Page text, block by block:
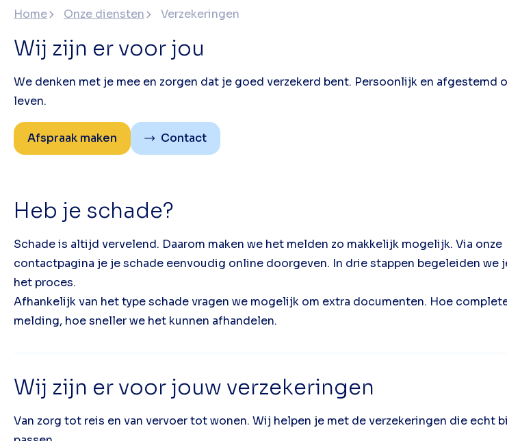
Home Onze diensten Verzekeringen
Wij zijn er voor jou
We denken met je mee en zorgen dat je goed verzekerd bent. Persoonlijk en afgestemd
leven.
Afspraak maken Contact
Heb je schade?
Schade is altijd vervelend. Daarom maken we het melden zo makkelijk mogelijk. Via onze
contactpagina je je schade eenvoudig online doorgeven. In drie stappen begeleiden we
het proces.
Afhankelijk van het type schade vragen we mogelijk om extra documenten. Hoe
melding, hoe sneller we het kunnen afhandelen.
Wij zijn er voor jouw verzekeringen
Van zorg tot reis en van vervoer tot wonen. Wij helpen je met de verzekeringen die echt